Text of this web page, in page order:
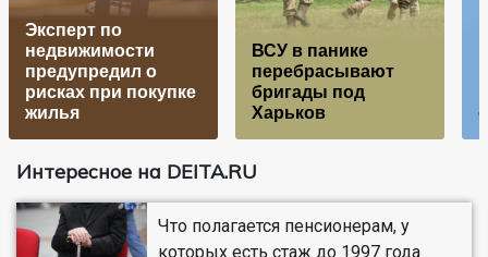
Эксперт по
недвижимости
предупредил о
рисках при покупке
жилья
ВСУ в панике
перебрасывают
бригады под
Харьков
Интересное на DEITA.RU
Что полагается пенсионерам, у
которых есть стаж до 1997 года